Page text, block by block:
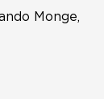
Monge,